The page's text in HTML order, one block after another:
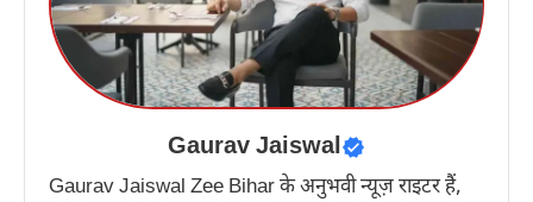
Gaurav Jaiswal
Gaurav Jaiswal Zee Bihar के अनुभवी न्यूज़ राइटर हैं,